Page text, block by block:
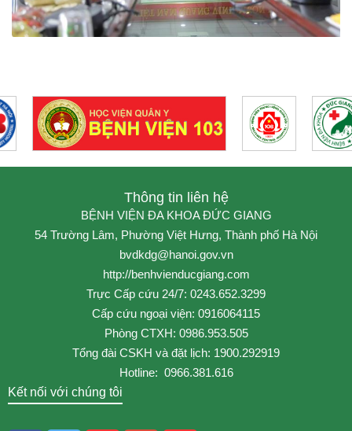
Thông tin liên hệ
BỆNH VIỆN ĐA KHOA ĐỨC GIANG
54 Trường Lâm, Phường Việt Hưng, Thành phố Hà Nội
bvdkdg@hanoi.gov.vn
http://benhvienducgiang.com
Trực Cấp cứu 24/7: 0243.652.3299
Cấp cứu ngoại viện: 0916064115
Phòng CTXH: 0986.953.505
Tổng đài CSKH và đặt lịch: 1900.292919
Hotline: 0966.381.616
Kết nối với chúng tôi